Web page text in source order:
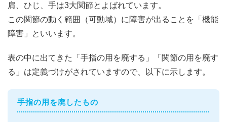
肩、ひじ、手は3大関節とよばれています。
この関節の動く範囲（可動域）に障害が出ることを「機能
障害」といいます。
表の中に出てきた「手指の用を廃する」「関節の用を廃す
る」は定義づけがされていますので、以下に示します。
手指の用を廃したもの